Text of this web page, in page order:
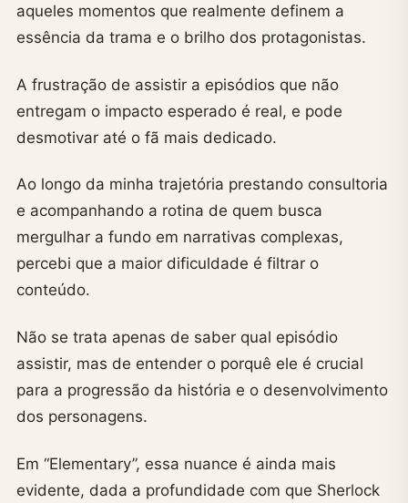
aqueles momentos que realmente definem a
essência da trama e o brilho dos protagonistas.
A frustração de assistir a episódios que não
entregam o impacto esperado é real, e pode
desmotivar até o fã mais dedicado.
Ao longo da minha trajetória prestando consultoria
e acompanhando a rotina de quem busca
mergulhar a fundo em narrativas complexas,
percebi que a maior dificuldade é filtrar o
conteúdo.
Não se trata apenas de saber qual episódio
assistir, mas de entender o porquê ele é crucial
para a progressão da história e o desenvolvimento
dos personagens.
Em “Elementary”, essa nuance é ainda mais
evidente, dada a profundidade com que Sherlock